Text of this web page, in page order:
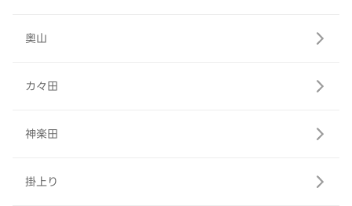
奥山
カ々田
神楽田
掛上り